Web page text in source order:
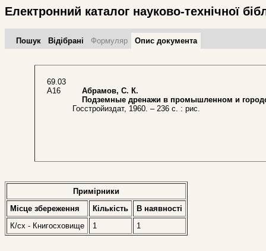
Електронний каталог науково-технічної
Пошук Відібрані Формуляр Опис документа
69.03
А16
Абрамов, С. К.
Подземные дренажи в промышленном и
Госстройиздат, 1960. – 236 с. : рис.
Примірники
Місце збереження
Кількість
В наявностi
К/сх - Книгосховище
1 1